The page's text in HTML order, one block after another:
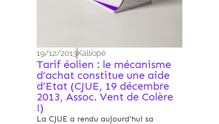
19/12/2013Kalliopé
Tarif éolien : le mécanisme
d’achat constitue une aide
d’Etat (CJUE, 19 décembre
2013, Assoc. Vent de Colère
!)
La CJUE a rendu aujourd'hui sa